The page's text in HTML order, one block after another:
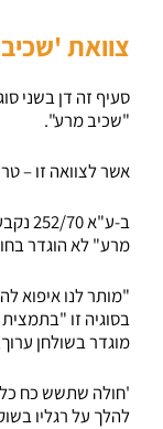
צוואת
סעיף זה דן בשני
"שכיב מרע".
אשר לצוואה זו –
ב-
מרע" לא הוגדר
"מותר לנו איפוא
בסוגיה זו
מוגדר בשולחן
'חולה שתשש כח כל
להלך על רגליו